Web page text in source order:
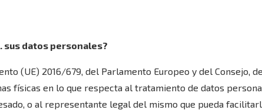
sus datos personales?
(UE) 2016/679, del Parlamento Europeo y del Consejo,
físicas en lo que respecta al tratamiento de datos
o al representante legal del mismo que pueda